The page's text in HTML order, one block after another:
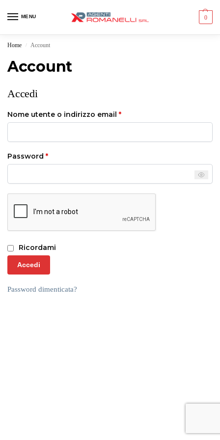
MENU 0
Home / Account
Account
Accedi
Nome utente o indirizzo email *
Password *
Ricordami
Accedi
Password dimenticata?